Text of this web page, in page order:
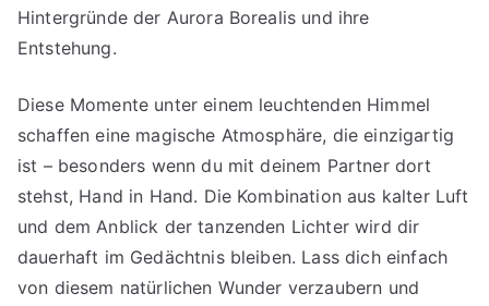
Hintergründe der Aurora Borealis und ihre
Entstehung.
Diese Momente unter einem leuchtenden Himmel
schaffen eine magische Atmosphäre, die einzigartig
ist – besonders wenn du mit deinem Partner dort
stehst, Hand in Hand. Die Kombination aus kalter Luft
und dem Anblick der tanzenden Lichter wird dir
dauerhaft im Gedächtnis bleiben. Lass dich einfach
von diesem natürlichen Wunder verzaubern und